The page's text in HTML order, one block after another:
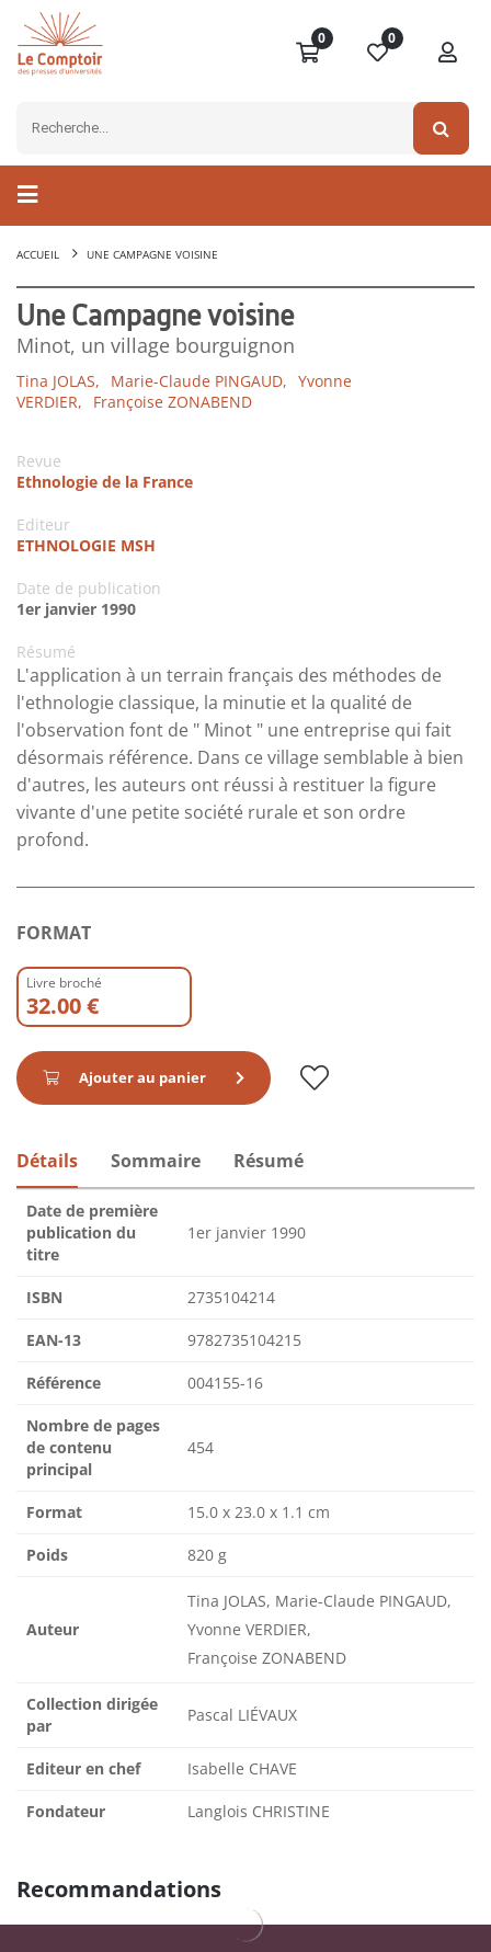
0 0
ACCUEIL UNE CAMPAGNE VOISINE
Une Campagne voisine
Minot, un village bourguignon
Tina JOLAS, Marie-Claude PINGAUD, Yvonne
VERDIER,
Françoise ZONABEND
Revue
Ethnologie de la France
Editeur
ETHNOLOGIE MSH
Date de publication
1er janvier 1990
Résumé
L'application à un terrain français des méthodes de
l'ethnologie classique, la minutie et la qualité de
l'observation font de " Minot " une entreprise qui fait
désormais référence. Dans ce village semblable à bien
d'autres, les auteurs ont réussi à restituer la figure
vivante d'une petite société rurale et son ordre
profond.
FORMAT
Livre broché
32.00 €
Ajouter au panier
Détails Sommaire Résumé
Date de première
publication du
titre
1er janvier 1990
ISBN 2735104214
EAN-13 9782735104215
Référence 004155-16
Nombre de pages
de contenu
principal
454
Format 15.0 x 23.0 x 1.1 cm
Poids 820 g
Auteur
Tina JOLAS, Marie-Claude PINGAUD,
Yvonne VERDIER,
Françoise ZONABEND
Collection dirigée
par
Pascal LIÉVAUX
Editeur en chef Isabelle CHAVE
Fondateur Langlois CHRISTINE
Recommandations